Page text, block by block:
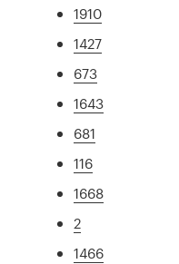
1910
1427
673
1643
681
116
1668
2
1466